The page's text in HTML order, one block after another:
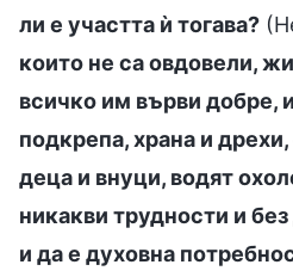
ли е участта ѝ тогава?
които не са овдовели,
всичко им върви добре,
подкрепа, храна и
деца и внуци, водят
никакви трудности и
и да е духовна